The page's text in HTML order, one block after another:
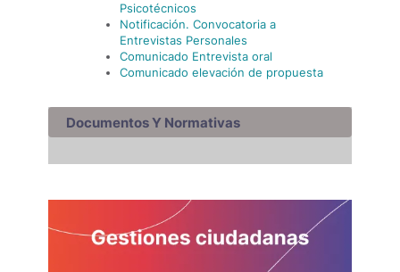
Psicotécnicos
Notificación. Convocatoria a
Entrevistas Personales
Comunicado Entrevista oral
Comunicado elevación de propuesta
Documentos Y Normativas